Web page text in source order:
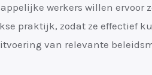
werkers willen ervoor
praktijk, zodat ze effectief
van relevante